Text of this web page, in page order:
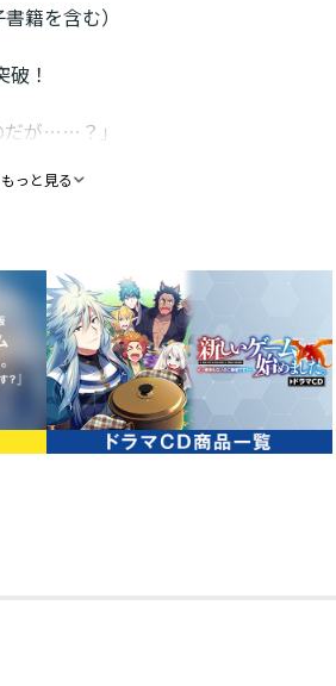
籍を含む）
！
だが……？」
ているホムラは、そんなことどこ吹く
と自由気ままに戦闘へ繰り出してい
ンみんなの転職のための素材集めに、
異世界＞の楽しみはいっぱいあるの
に掲示板を賑わせ……その歩みは留ま
後の勢いのまま（もふもふ不足？）、
サディラス国へ向かうがーー？
もっと見る